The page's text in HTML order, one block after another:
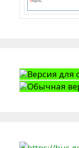
Версия для
Обычная